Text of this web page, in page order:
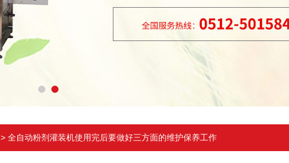
> 全自动粉剂灌装机使用完后要做好三方面的维护保养工作